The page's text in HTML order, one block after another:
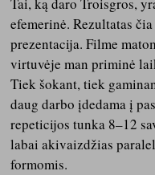
Tai, ką daro Troisgros,
efemerinė. Rezultatas
prezentacija. Filme
virtuvėje man priminė
Tiek šokant, tiek
daug darbo įdedama į
repeticijos tunka 8–12
labai akivaizdžias
formomis.